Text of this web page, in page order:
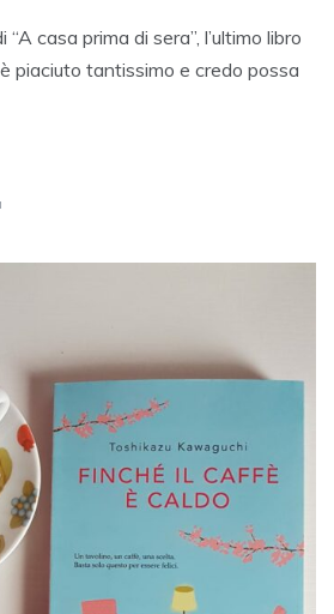
casa prima di sera”, l’ultimo libro
piaciuto tantissimo e credo possa